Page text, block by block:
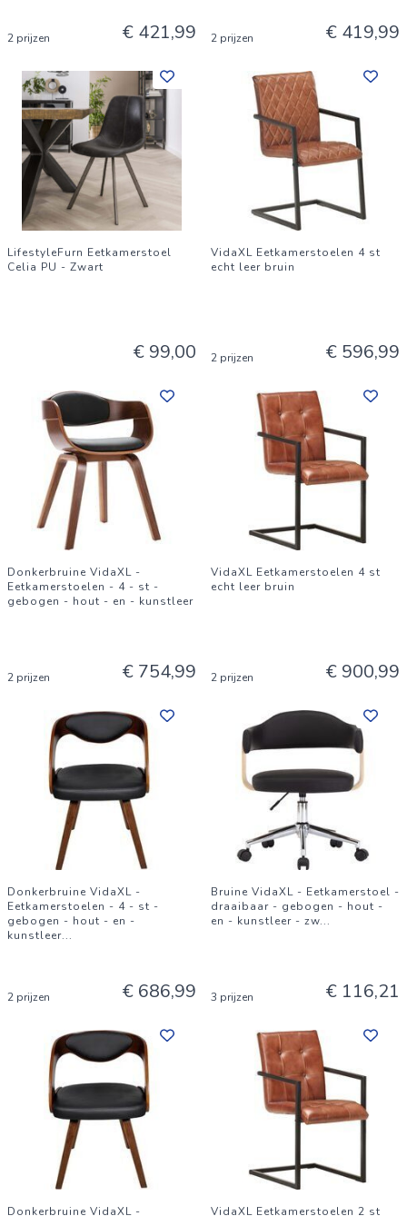
2 prijzen € 421,99 2 prijzen € 419,99
LifestyleFurn Eetkamerstoel
Celia PU - Zwart
€ 99,00
VidaXL Eetkamerstoelen 4 st
echt leer bruin
2 prijzen € 596,99
Donkerbruine VidaXL -
Eetkamerstoelen - 4 - st -
gebogen - hout - en - kunstleer
2 prijzen € 754,99
VidaXL Eetkamerstoelen 4 st
echt leer bruin
2 prijzen € 900,99
Donkerbruine VidaXL -
Eetkamerstoelen - 4 - st -
gebogen - hout - en -
kunstleer...
2 prijzen € 686,99
Bruine VidaXL - Eetkamerstoel -
draaibaar - gebogen - hout -
en - kunstleer - zw...
3 prijzen € 116,21
Donkerbruine VidaXL - VidaXL Eetkamerstoelen 2 st